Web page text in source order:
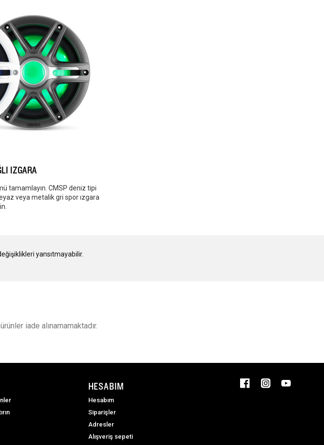
IZGARA
tamamlayın. CMSP deniz tipi
veya metalik gri spor ızgara
yansıtmayabilir.
iade alınamamaktadır.
HESABIM
Hesabım
Siparişler
Adresler
Alışveriş sepeti